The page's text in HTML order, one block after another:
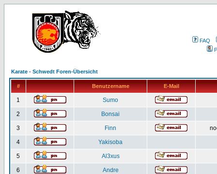
FAQ
Karate - Schwedt Foren-Übersicht
# Benutzername E-Mail
1 Sumo
2 Bonsai
3 Finn
4 Yakisoba
5 Al3xus
6 Andre